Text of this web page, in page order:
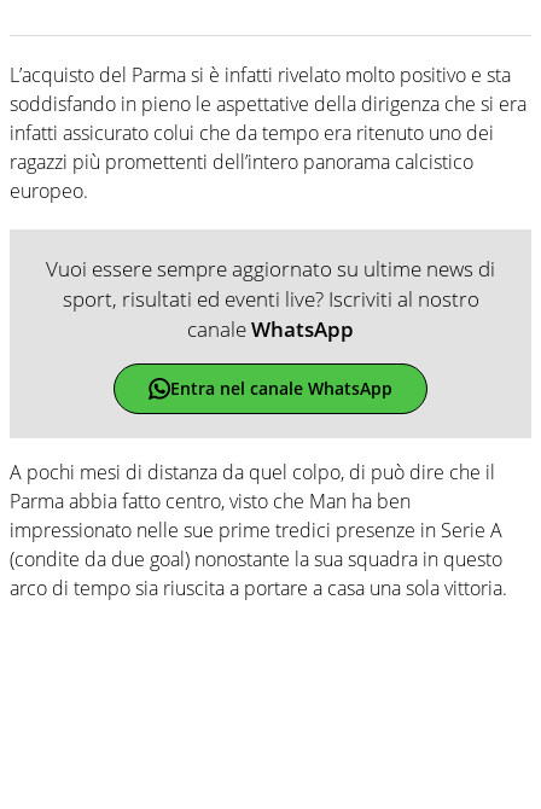
L’acquisto del Parma si è infatti rivelato molto positivo e sta
soddisfando in pieno le aspettative della dirigenza che si era
infatti assicurato colui che da tempo era ritenuto uno dei
ragazzi più promettenti dell’intero panorama calcistico
europeo.
Vuoi essere sempre aggiornato su ultime news di
sport, risultati ed eventi live? Iscriviti al nostro
canaleWhatsApp
Entra nel canale WhatsApp
A pochi mesi di distanza da quel colpo, di può dire che il
Parma abbia fatto centro, visto che Man ha ben
impressionato nelle sue prime tredici presenze in Serie A
(condite da due goal) nonostante la sua squadra in questo
arco di tempo sia riuscita a portare a casa una sola vittoria.